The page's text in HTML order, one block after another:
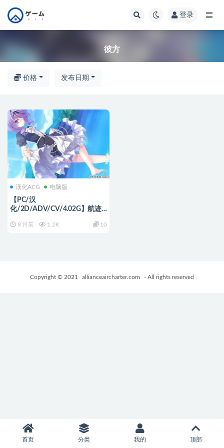
登录
彼方
价格 发布日期
漢化ACG 电脑版
【PC/汉
化/2D/ADV/CV/4.02G】航迹
側) 汉化版
8 月前 1.2K 10
Copyright © 2021 allianceaircharter.com - All rights reserved
首页 分类 我的 顶部